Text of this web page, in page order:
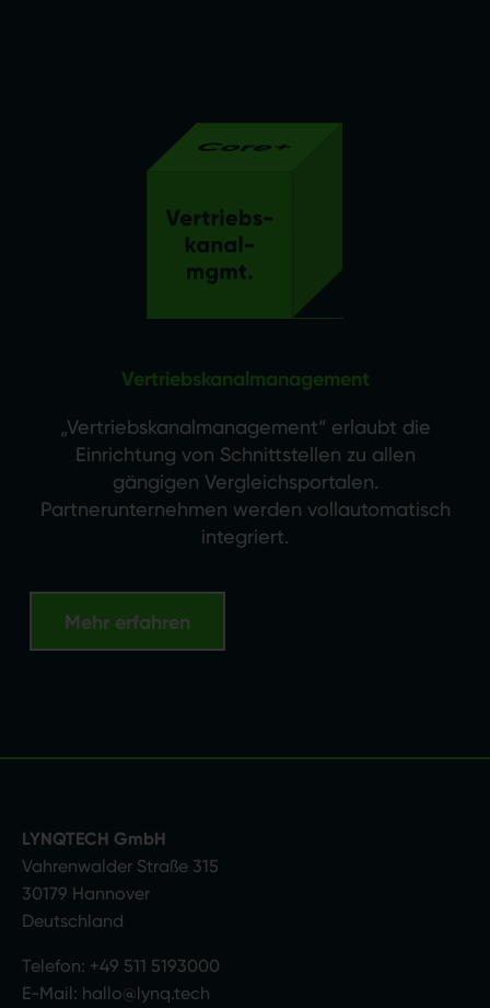
Vertriebskanalmanagement
„Vertriebskanalmanagement“ erlaubt die
Einrichtung von Schnittstellen zu allen
gängigen Vergleichsportalen.
Partnerunternehmen werden vollautomatisch
integriert.
Mehr erfahren
LYNQTECH GmbH
Vahrenwalder Straße 315
30179 Hannover
Deutschland
Telefon: +49 511 5193000
E-Mail: hallo@lynq.tech